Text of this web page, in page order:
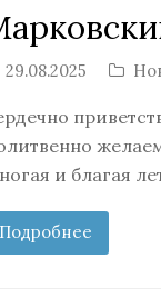
29.08.2025
и благая
Подробнее